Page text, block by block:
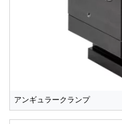
アンギュラークランプ